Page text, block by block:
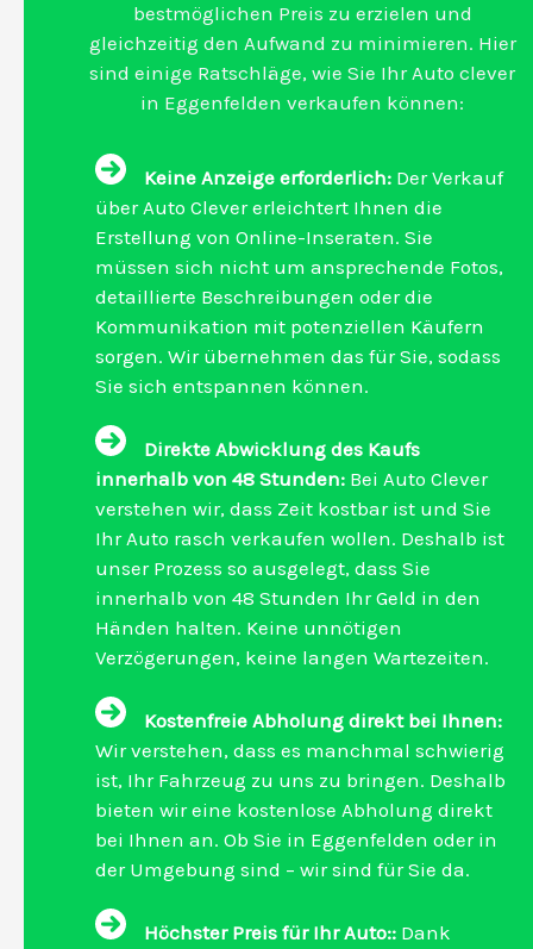
bestmöglichen Preis zu erzielen und
gleichzeitig den Aufwand zu minimieren. Hier
sind einige Ratschläge, wie Sie Ihr Auto clever
in Eggenfelden verkaufen können:
Keine Anzeige erforderlich: Der Verkauf
über Auto Clever erleichtert Ihnen die
Erstellung von Online-Inseraten. Sie
müssen sich nicht um ansprechende Fotos,
detaillierte Beschreibungen oder die
Kommunikation mit potenziellen Käufern
sorgen. Wir übernehmen das für Sie, sodass
Sie sich entspannen können.
Direkte Abwicklung des Kaufs
innerhalb von 48 Stunden: Bei Auto Clever
verstehen wir, dass Zeit kostbar ist und Sie
Ihr Auto rasch verkaufen wollen. Deshalb ist
unser Prozess so ausgelegt, dass Sie
innerhalb von 48 Stunden Ihr Geld in den
Händen halten. Keine unnötigen
Verzögerungen, keine langen Wartezeiten.
Kostenfreie Abholung direkt bei Ihnen:
Wir verstehen, dass es manchmal schwierig
ist, Ihr Fahrzeug zu uns zu bringen. Deshalb
bieten wir eine kostenlose Abholung direkt
bei Ihnen an. Ob Sie in Eggenfelden oder in
der Umgebung sind – wir sind für Sie da.
Höchster Preis für Ihr Auto:: Dank